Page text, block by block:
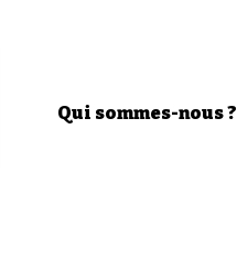
Qui sommes-nous ?